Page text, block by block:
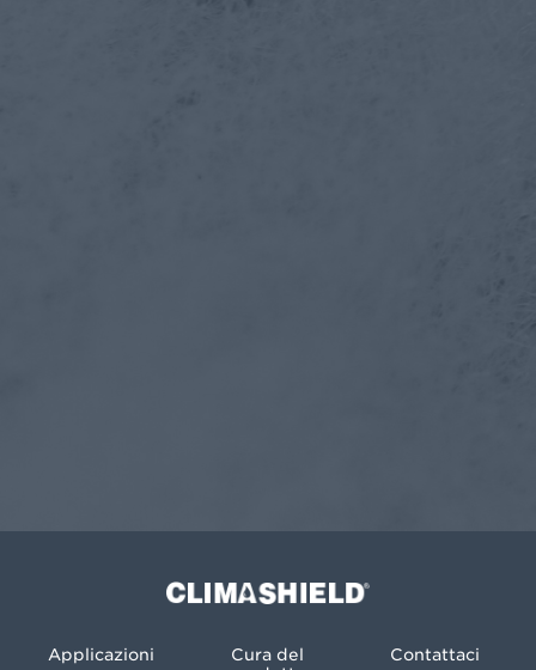
Climashield®
Applicazioni
Cura del
Contattaci